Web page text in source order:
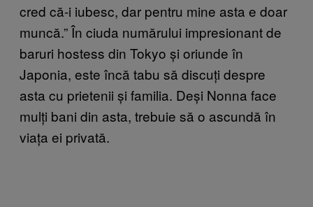
cred că-i iubesc, dar pentru mine asta e doar
muncă.” În ciuda numărului impresionant de
baruri hostess din Tokyo și oriunde în
Japonia, este încă tabu să discuți despre
asta cu prietenii și familia. Deși Nonna face
mulți bani din asta, trebuie să o ascundă în
viața ei privată.